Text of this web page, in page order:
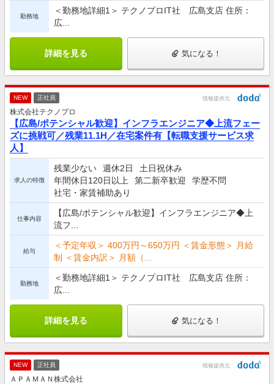
勤務地
＜勤務地詳細1＞ テクノプロIT社 広島支店 住所：
広...
詳細を見る 気になる！
NEW 正社員 情報提供元
株式会社テクノプロ
【広島/ポテンシャル歓迎】インフラエンジニア◆上流フェー
ズに挑戦可／残業11.1H／在宅案件有【転職支援サービス求
人】
求人の特徴
残業少ない 週休2日
土日祝休み
年間休日120日以上
第二新卒歓迎
学歴不問
社宅・家賃補助あり
仕事内容
【広島/ポテンシャル歓迎】インフラエンジニア◆上
流フ...
給与
＜予定年収＞ 400万円～650万円 ＜賃金形態＞ 月給
制 ＜賃金内訳＞ 月額（...
勤務地
＜勤務地詳細1＞ テクノプロIT社 広島支店 住所：
広...
詳細を見る 気になる！
NEW 正社員 情報提供元
ＡＰＡＭＡＮ株式会社